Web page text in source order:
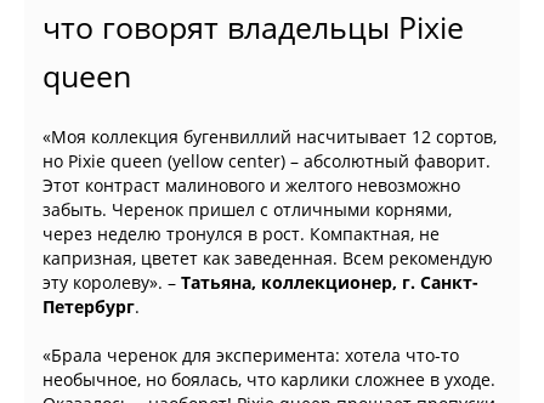
что говорят владельцы Pixie
queen
«Моя коллекция бугенвиллий насчитывает 12 сортов,
но Pixie queen (yellow center) – абсолютный фаворит.
Этот контраст малинового и желтого невозможно
забыть. Черенок пришел с отличными корнями,
через неделю тронулся в рост. Компактная, не
капризная, цветет как заведенная. Всем рекомендую
эту королеву». – Татьяна, коллекционер, г. Санкт-
Петербург.
«Брала черенок для эксперимента: хотела что-то
необычное, но боялась, что карлики сложнее в уходе.